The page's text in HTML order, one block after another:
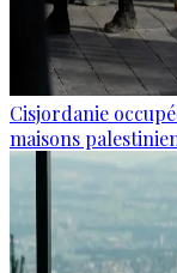
Cisjordanie
maisons